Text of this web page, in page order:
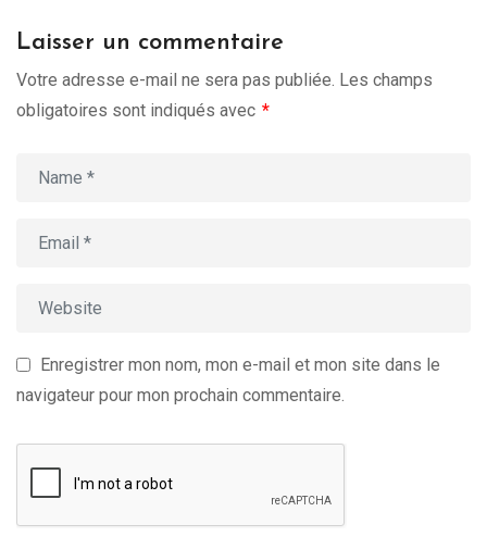
Laisser un commentaire
Votre adresse e-mail ne sera pas publiée. Les champs
obligatoires sont indiqués avec *
Enregistrer mon nom, mon e-mail et mon site dans le
navigateur pour mon prochain commentaire.